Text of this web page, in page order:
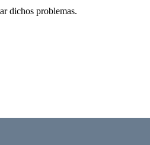
dichos problemas.